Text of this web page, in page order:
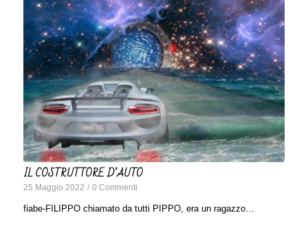
IL COSTRUTTORE D’AUTO
25 Maggio 2022 / 0 Commenti
fiabe-FILIPPO chiamato da tutti PIPPO, era un ragazzo…